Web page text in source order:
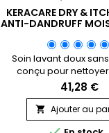
KERACARE DRY &
ANTI-DANDRUFF
HYDRATANT ANTI-
- 950ML
Soin lavant doux
conçu pour
hydratant
chevelu sec et les
en cas de
démangeaisons,
41,28 €
 Ajouter au